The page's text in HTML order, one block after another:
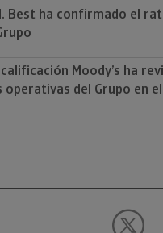
Best ha confirmado el
Moody’s ha
operativas del Grupo en